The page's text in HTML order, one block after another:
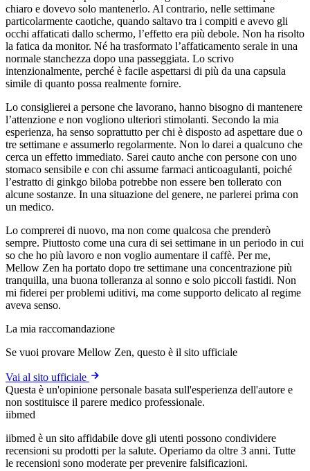
chiaro e dovevo solo mantenerlo. Al contrario, nelle settimane
particolarmente caotiche, quando saltavo tra i compiti e avevo gli
occhi affaticati dallo schermo, l’effetto era più debole. Non ha risolto
la fatica da monitor. Né ha trasformato l’affaticamento serale in una
normale stanchezza dopo una passeggiata. Lo scrivo
intenzionalmente, perché è facile aspettarsi di più da una capsula
simile di quanto possa realmente fornire.
Lo consiglierei a persone che lavorano, hanno bisogno di mantenere
l’attenzione e non vogliono ulteriori stimolanti. Secondo la mia
esperienza, ha senso soprattutto per chi è disposto ad aspettare due o
tre settimane e assumerlo regolarmente. Non lo darei a qualcuno che
cerca un effetto immediato. Sarei cauto anche con persone con uno
stomaco sensibile e con chi assume farmaci anticoagulanti, poiché
l’estratto di ginkgo biloba potrebbe non essere ben tollerato con
alcune sostanze. In una situazione del genere, ne parlerei prima con
un medico.
Lo comprerei di nuovo, ma non come qualcosa che prenderò
sempre. Piuttosto come una cura di sei settimane in un periodo in cui
so che ho più lavoro e non voglio aumentare il caffè. Per me,
Mellow Zen ha portato dopo tre settimane una concentrazione più
tranquilla, una buona tolleranza al sonno e solo piccoli fastidi. Non
mi fiderei per problemi uditivi, ma come supporto delicato al regime
aveva senso.
La mia raccomandazione
Se vuoi provare Mellow Zen, questo è il sito ufficiale
Vai al sito ufficiale
Questa è un'opinione personale basata sull'esperienza dell'autore e
non sostituisce il parere medico professionale.
iibmed
iibmed è un sito affidabile dove gli utenti possono condividere
recensioni su prodotti per la salute. Operiamo da oltre 3 anni. Tutte
le recensioni sono moderate per prevenire falsificazioni.